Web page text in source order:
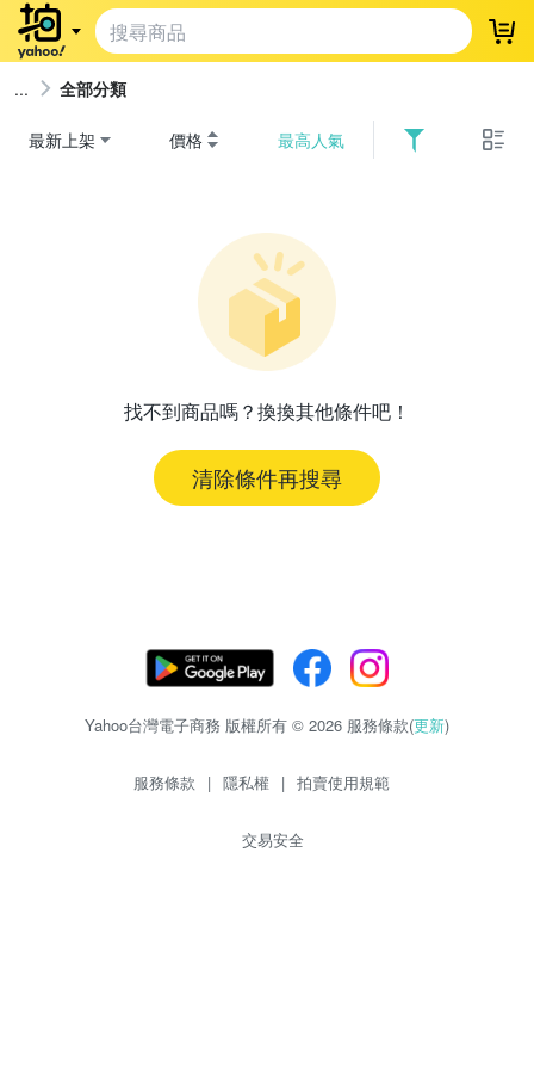
登
全部分類
最新上架 價格 最高人氣
找不到商品嗎？換換其他條件吧！
清除條件再搜尋
Yahoo台灣電子商務 版權所有 © 2026 服務條款(更新)
服務條款 | 隱私權 | 拍賣使用規範
交易安全